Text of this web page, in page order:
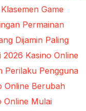
Klasemen Game
Permainan
Dijamin Paling
2026 Kasino Online
Perilaku Pengguna
Online Berubah
Online Mulai